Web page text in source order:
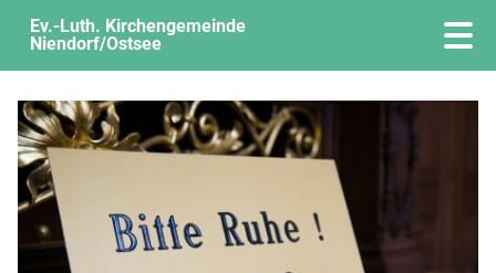
Ev.-Luth. Kirchengemeinde
Niendorf/Ostsee